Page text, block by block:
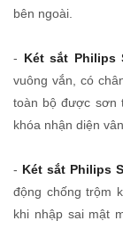
bên ngoài.
- Két sắt Philips
vuông vắn, có
toàn bộ được sơn
khóa nhận diện
- Két sắt Philips
động chống trộm
khi nhập sai mật